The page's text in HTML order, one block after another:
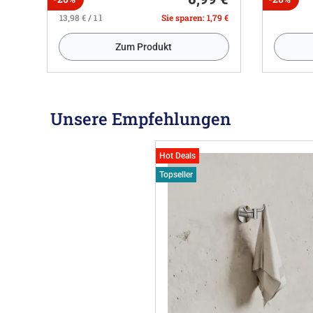
13,98 € / 1 l Sie sparen: 1,79 €
Zum Produkt
Unsere Empfehlungen
Hot Deals
Topseller